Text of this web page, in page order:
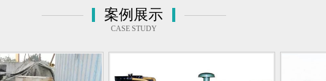
案例展示
CASE STUDY